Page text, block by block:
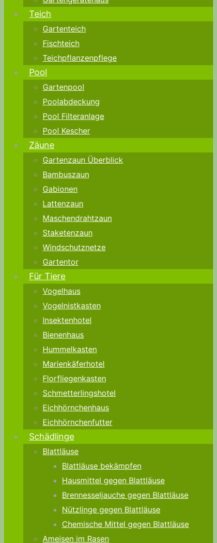
Teich
Gartenteich
Fischteich
Teichpflanzenpflege
Pool
Gartenpool
Poolabdeckung
Pool Filteranlage
Pool Kescher
Zäune
Gartenzaun Überblick
Bambuszaun
Gabionen
Lattenzaun
Maschendrahtzaun
Staketenzaun
Windschutznetze
Gartentor
Für Tiere
Vogelhaus
Vogelnistkasten
Insektenhotel
Bienenhaus
Hummelkasten
Marienkäferhotel
Florfliegenkasten
Schmetterlingshotel
Eichhörnchenhaus
Eichhörnchenfutter
Schädlinge
Blattläuse
Blattläuse bekämpfen
Hausmittel gegen Blattläuse
Brennesseljauche gegen Blattläuse
Nützlinge gegen Blattläuse
Chemische Mittel gegen Blattläuse
Ameisen im Rasen